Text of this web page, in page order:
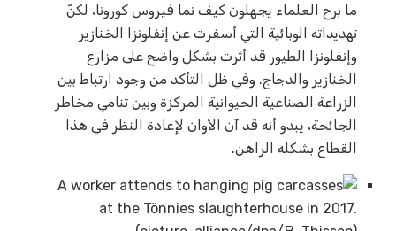
ما برح العلماء يجهلون كيف نما فيروس كورونا، لكنّ
تهديداته الوبائية التي أسفرت عن إنفلونزا الخنازير
وإنفلونزا الطيور قد أثرت بشكل واضح على مزارع
الخنازير والدجاج. وفي ظل التأكد من وجود ارتباط بين
الزراعة الصناعية الحيوانية المركزة وبين تنامي مخاطر
الجائحة، يبدو أنه قد آن الأوان لإعادة النظر في هذا
القطاع بشكله الراهن.